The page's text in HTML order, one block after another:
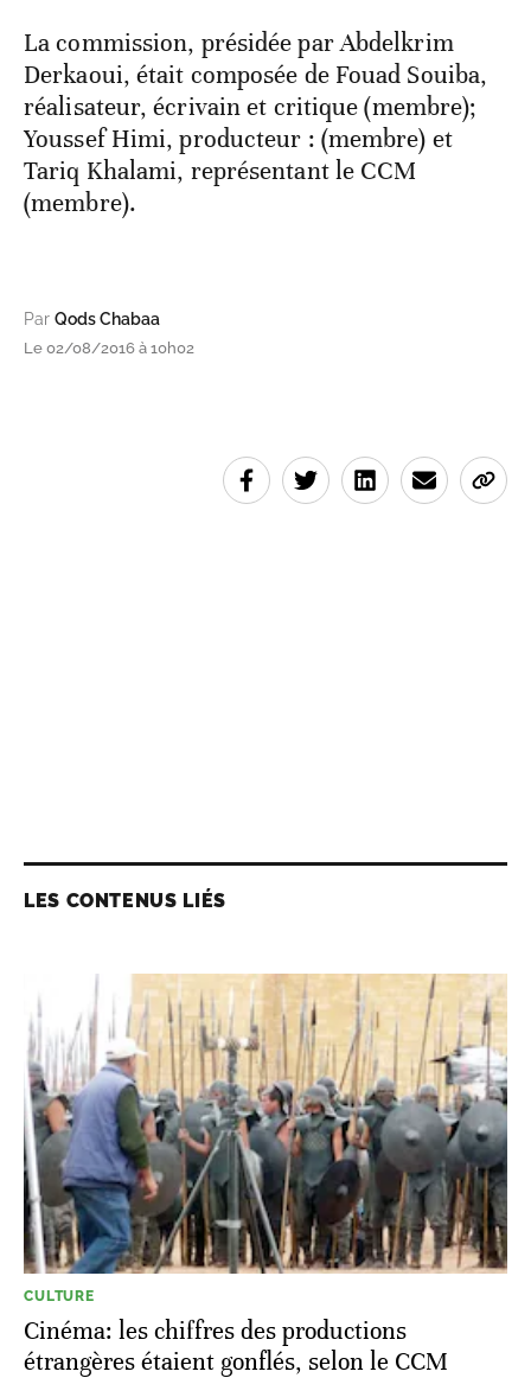
La commission, présidée par Abdelkrim
Derkaoui, était composée de Fouad Souiba,
réalisateur, écrivain et critique (membre);
Youssef Himi, producteur : (membre) et
Tariq Khalami, représentant le CCM
(membre).
Par Qods Chabaa
Le 02/08/2016 à 10h02
LES CONTENUS LIÉS
CULTURE
Cinéma: les chiffres des productions
étrangères étaient gonflés, selon le CCM